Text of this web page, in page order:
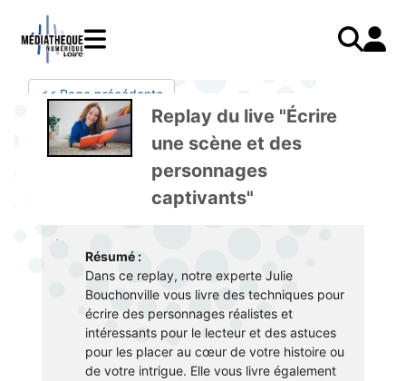
Catalogue
Menu
mobile
LIVRES
E-books
Mangas
PRESSE
AUDIO
Podcasts Radio France
Livres audio
COURS EN LIGNE
Mon
compte
responsive
Mode d'emploi
Mon compte
J'AI DEJA UN COMPTE
Je me connecte pour la première fois
JE N'AI PAS DE COMPTE
Je me préinscris
J'AI BESOIN D'AIDE
Aide à la connexion
<< Page précédente
Replay du live "Écrire
une scène et des
personnages
captivants"
Résumé :
Dans ce replay, notre experte Julie
Bouchonville vous livre des techniques pour
écrire des personnages réalistes et
intéressants pour le lecteur et des astuces
pour les placer au cœur de votre histoire ou
de votre intrigue. Elle vous livre également